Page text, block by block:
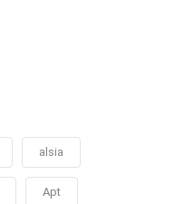
alsia
Apt